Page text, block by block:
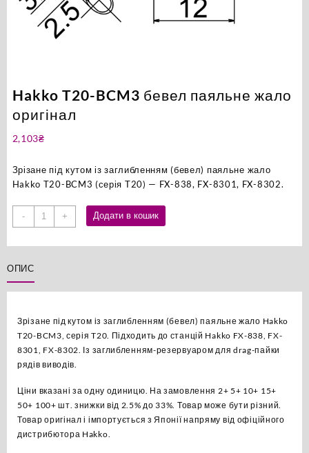
Hakko T20-BCM3 бевел паяльне жало
оригінал
2,103₴
Зрізане під кутом із заглибленням (бевел) паяльне жало
Hakko T20-BCM3 (серія T20) — FX-838, FX-8301, FX-8302.
-
Hakko
T20-
паяльне
жало
+ Додати в кошик
ОПИС
Зрізане під кутом із заглибленням (бевел) паяльне жало Hakko
T20-BCM3, серія T20. Підходить до станцій Hakko FX-838, FX-
8301, FX-8302. Із заглибленням-резервуаром для drag-пайки
рядів виводів.
Ціни вказані за одну одиницю. На замовлення 2+ 5+ 10+ 15+
50+ 100+ шт. знижки від 2.5% до 33%. Товар може бути різний.
Товар оригінал і імпортується з Японії напряму від офіційного
дистрибютора Hakko.